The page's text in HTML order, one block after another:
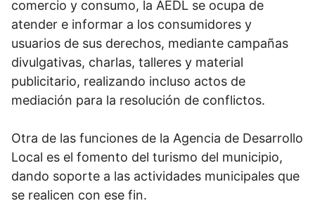
comercio y consumo, la AEDL se ocupa de
atender e informar a los consumidores y
usuarios de sus derechos, mediante campañas
divulgativas, charlas, talleres y material
publicitario, realizando incluso actos de
mediación para la resolución de conflictos.
Otra de las funciones de la Agencia de Desarrollo
Local es el fomento del turismo del municipio,
dando soporte a las actividades municipales que
se realicen con ese fin.